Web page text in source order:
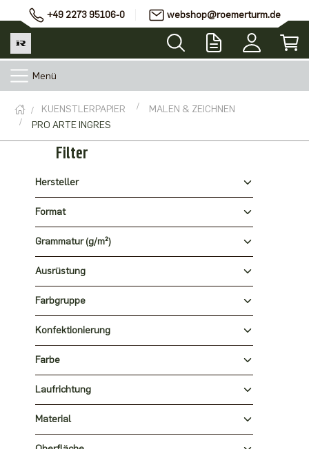
+49 2273 95106-0 webshop@roemerturm.de
Menü
KUENSTLERPAPIER
MALEN & ZEICHNEN
PRO ARTE INGRES
Filter
Hersteller
Format
Grammatur (g/m²)
Ausrüstung
Farbgruppe
Konfektionierung
Farbe
Laufrichtung
Material